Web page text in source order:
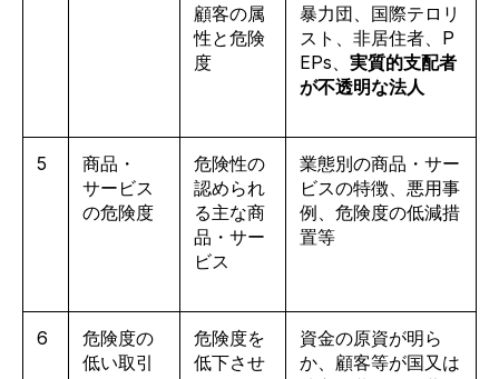
顧客の属
性と危険
度
暴力団、国際テロリ
スト、非居住者 、P
EPs
実質的支配者
が不透明な法人
5
商品・
サービス
の危険度
危険性の
認められ
る主な商
品・サー
ビス
業態別の商品・サー
ビスの特徴、悪用事
例、危険度の低減措
置等
6
危険度の
低い取引
危険度を
低下させ
資金の原資が明ら
か、顧客等が国又は